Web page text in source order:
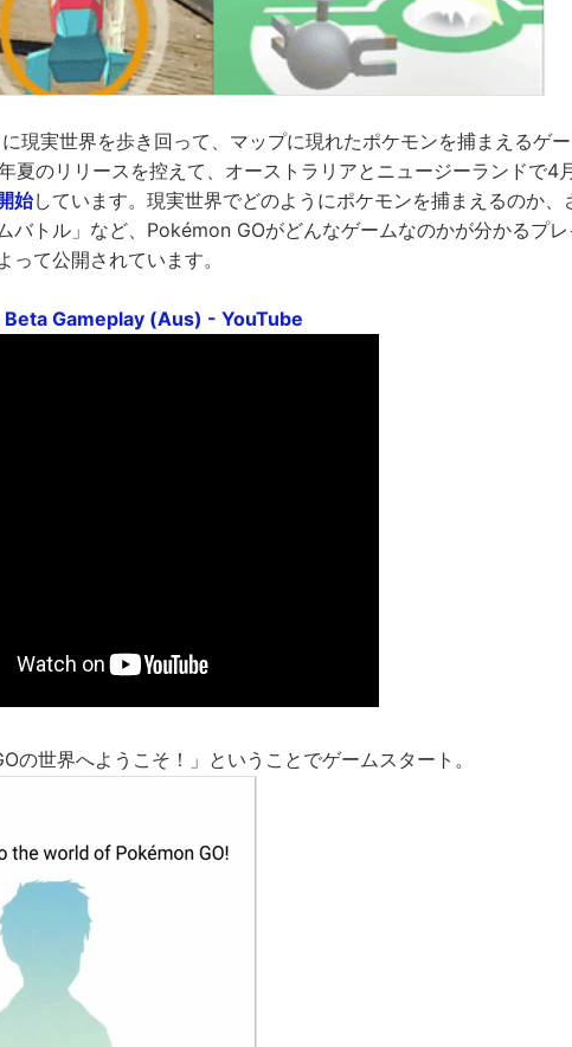
現実世界を歩き回って、マップに現れたポケモンを捕まえるゲ
夏のリリースを控えて、オーストラリアとニュージーランドで4
始しています。現実世界でどのようにポケモンを捕まえるのか、
バトル」など、Pokémon GOがどんなゲームなのかが分かるプ
って公開されています。
Beta Gameplay (Aus) - YouTube
の世界へようこそ！」ということでゲームスタート。